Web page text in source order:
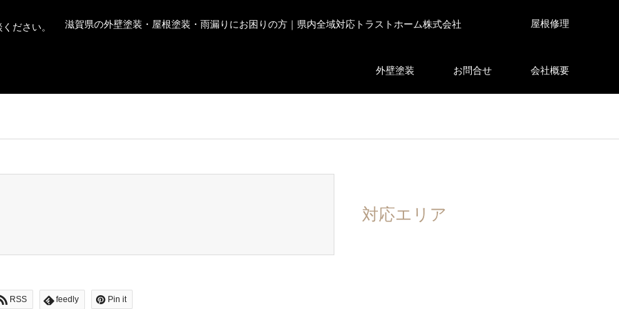
滋賀県の外壁塗装・屋根塗装・雨漏りにお困りの方｜県内全域対応トラストホーム株式会社 屋根修理
外壁塗装 お問合せ 会社概要
RSS feedly Pin it
対応エリア